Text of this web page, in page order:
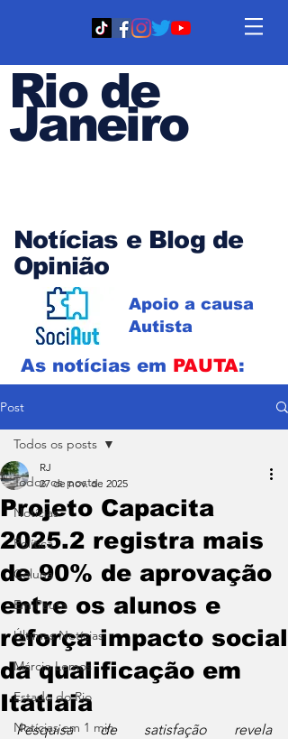
Rio de
Janeiro
Notícias e Blog de
Opinião
Apoio a causa
Autista
As notícias em PAUTA:
Post
Todos os posts
Notícias
Política
Coluna
Em Pauta
Últimas Notícias
Márcio Lemos
Estado do Rio
Notícias em 1 min
Todos os posts
Projeto Capacita
2025.2 registra mais
de 90% de aprovação
entre os alunos e
reforça impacto social
da qualificação em
Itatiaia
RJ
27 de nov. de 2025
Pesquisa de satisfação revela